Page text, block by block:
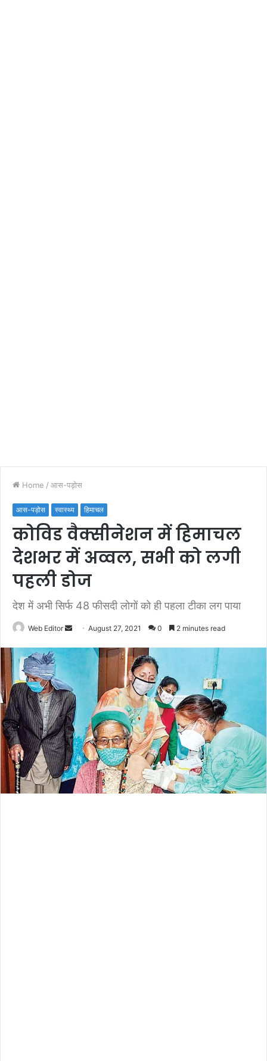
Home / आस-पड़ोस
आस-पड़ोस स्वास्थ्य हिमाचल
कोविड वैक्सीनेशन में हिमाचल
देशभर में अव्वल, सभी को लगी
पहली डोज
देश में अभी सिर्फ 48 फीसदी लोगों को ही पहला टीका लग पाया
Web Editor
a
n
e
m
a
i
l
August 27, 2021 0 2 minutes read